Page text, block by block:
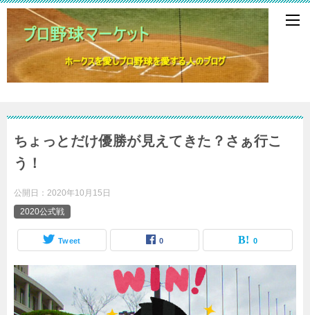
ちょっとだけ優勝が見えてきた？さぁ行こ
う！
公開日： 2020年10月15日
2020公式戦
Tweet 0 0